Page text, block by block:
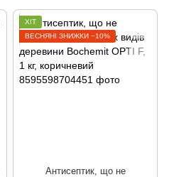
ХІТ
ВЕСНЯНІ ЗНИЖКИ −10%
Антисептик, що не